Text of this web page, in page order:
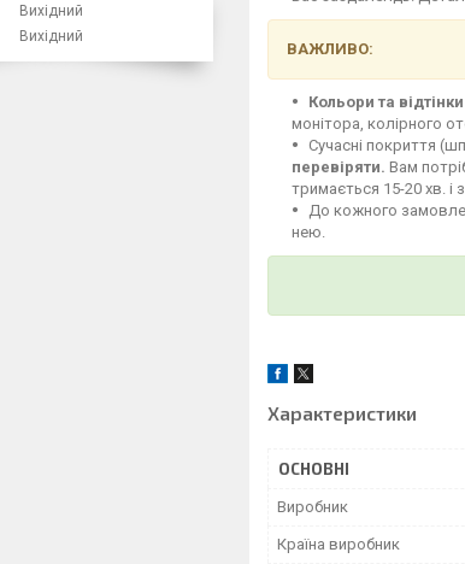
ВАЖЛИВО:
Кольори та відтінки
монітора, колірного
Сучасні покриття
перевіряти. Вам
тримається 15-20 хв. і
До кожного
нею.
Характеристики
ОСНОВНІ
Виробник
Країна виробник
Вихідний
Вихідний